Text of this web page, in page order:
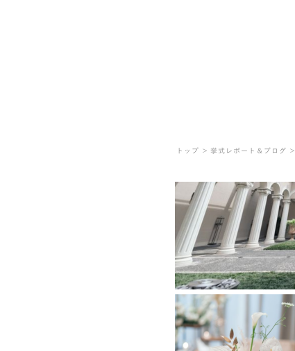
トップ ＞ 挙式レポート＆ブログ ＞